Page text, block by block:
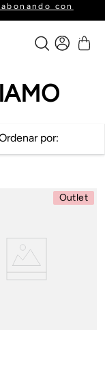
con
por
Outlet